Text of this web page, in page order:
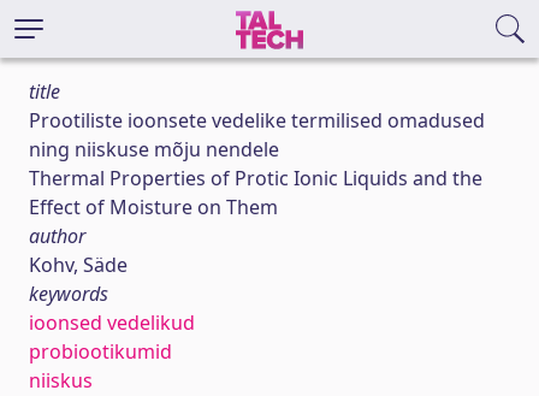
title
Prootiliste ioonsete vedelike termilised omadused
ning niiskuse mõju nendele
Thermal Properties of Protic Ionic Liquids and the
Effect of Moisture on Them
author
Kohv, Säde
keywords
ioonsed vedelikud
probiootikumid
niiskus